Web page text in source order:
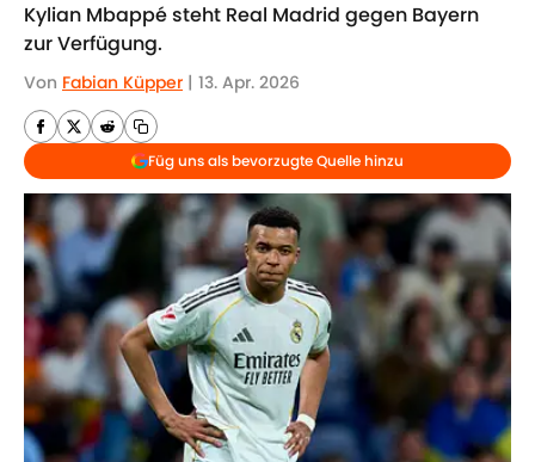
Kylian Mbappé steht Real Madrid gegen Bayern
zur Verfügung.
Von Fabian Küpper | 13. Apr. 2026
Füg uns als bevorzugte Quelle hinzu